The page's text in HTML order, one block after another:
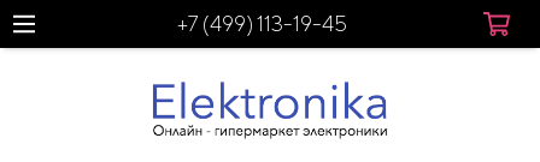
+7 (499) 113-19-45